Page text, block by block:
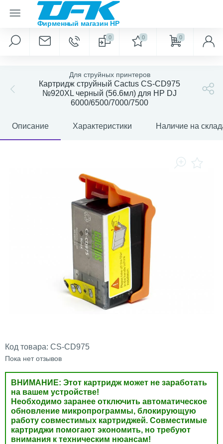
0 0 0
Для струйных принтеров
Картридж струйный Cactus CS-CD975
№920XL черный (56.6мл) для HP DJ
6000/6500/7000/7500
Описание Характеристики Наличие на
Код товара: CS-CD975
Пока нет отзывов
ВНИМАНИЕ: Этот картридж может не заработать
на вашем устройстве!
Необходимо заранее отключить автоматическое
обновление микропрограммы, блокирующую
работу совместимых картриджей. Совместимые
картриджи помогают экономить, но требуют
внимания к техническим нюансам!